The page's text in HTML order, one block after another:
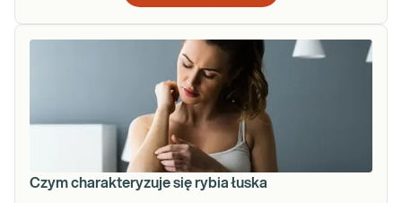
Czym charakteryzuje się rybia łuska